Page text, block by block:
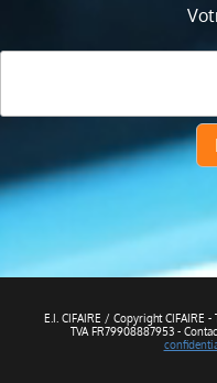
E.I. CIFAIRE / Copyright CIFAIRE
TVA FR79908887953 -